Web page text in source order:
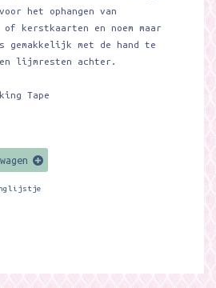
het ophangen van
kerstkaarten en noem maar
gemakkelijk met de hand te
lijmresten achter.
Tape